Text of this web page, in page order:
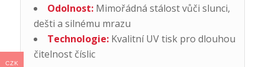
Odolnost:Mimořádná stálost vůči slunci,
dešti a silnému mrazu
Technologie:Kvalitní UV tisk pro dlouhou
čitelnost číslic
CZK